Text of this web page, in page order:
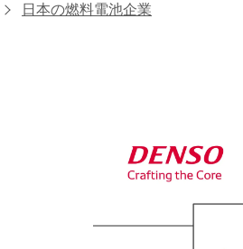
日本の燃料電池企業